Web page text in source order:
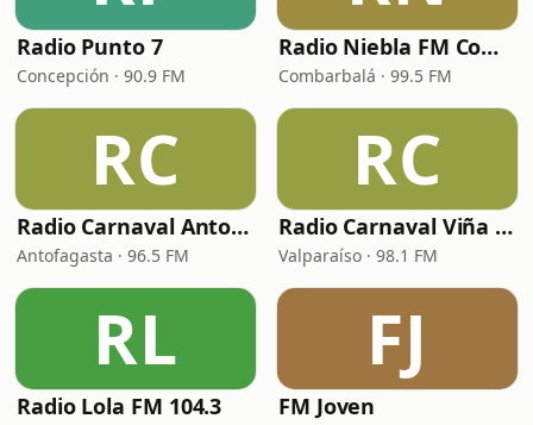
Radio Punto 7
Concepción · 90.9 FM
Radio Niebla FM Combarbalá
Combarbalá · 99.5 FM
RC
Radio Carnaval Antofagasta
Antofagasta · 96.5 FM
RC
Radio Carnaval Viña del Mar 98.1 FM
Valparaíso · 98.1 FM
RL
Radio Lola FM 104.3
FJ
FM Joven